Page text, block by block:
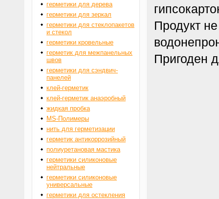
Продукт
Пригоден
герметики для дерева
герметики для зеркал
герметики для стеклопакетов
и стекол
герметики кровельные
герметик для межпанельных
швов
герметики для сэндвич-
панелей
клей-герметик
клей-герметик анаэробный
жидкая пробка
MS-Полимеры
нить для герметизации
герметик антикоррозийный
полиуретановая мастика
герметики силиконовые
нейтральные
герметики силиконовые
универсальные
герметики для остекления